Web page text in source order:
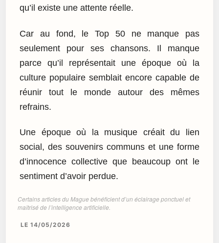
qu’il existe une attente réelle.
Car au fond, le Top 50 ne manque pas
seulement pour ses chansons. Il manque
parce qu’il représentait une époque où la
culture populaire semblait encore capable de
réunir tout le monde autour des mêmes
refrains.
Une époque où la musique créait du lien
social, des souvenirs communs et une forme
d’innocence collective que beaucoup ont le
sentiment d’avoir perdue.
Certains articles du Mague bénéficient d’un éclairage ponctuel et
maîtrisé de l’intelligence artificielle.
LE 14/05/2026